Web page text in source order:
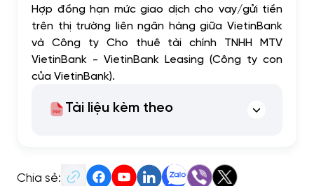
Hợp đồng hạn mức giao dịch cho vay/gửi tiền
trên thị trường liên ngân hàng giữa VietinBank
và Công ty Cho thuê tài chính TNHH MTV
VietinBank - VietinBank Leasing (Công ty con
của VietinBank).
Tài liệu kèm theo
Chia sẻ: